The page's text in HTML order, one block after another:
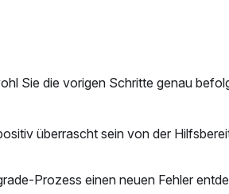
Sie die vorigen Schritte genau
überrascht sein von der
Prozess einen neuen Fehler